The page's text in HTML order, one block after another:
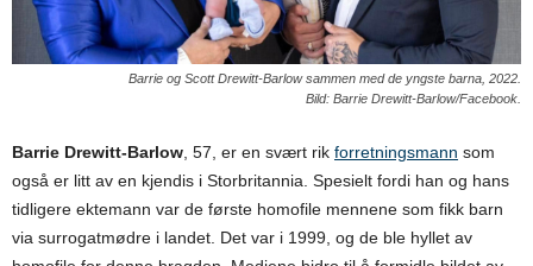
Barrie og Scott Drewitt-Barlow sammen med de yngste barna, 2022.
Bild: Barrie Drewitt-Barlow/Facebook.
Barrie Drewitt-Barlow, 57, er en svært rik forretningsmann som
også er litt av en kjendis i Storbritannia. Spesielt fordi han og hans
tidligere ektemann var de første homofile mennene som fikk barn
via surrogatmødre i landet. Det var i 1999, og de ble hyllet av